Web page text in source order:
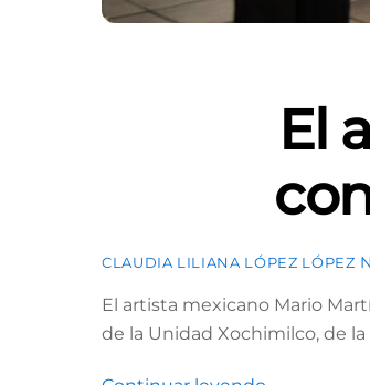
El
CLAUDIA LILIANA LÓPEZ LÓPEZ
El artista mexicano Mario
de la Unidad Xochimilco, de